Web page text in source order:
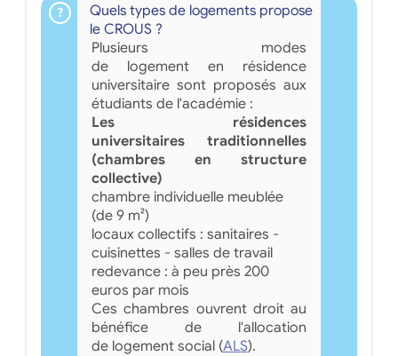
Quels types de logements propose
le CROUS ?
Plusieurs modes
de logement en résidence
universitaire sont proposés aux
étudiants de l'académie :
Les résidences
universitaires traditionnelles
(chambres en structure
collective)
chambre individuelle meublée
(de 9 m²)
locaux collectifs : sanitaires -
cuisinettes - salles de travail
redevance : à peu près 200
euros par mois
Ces chambres ouvrent droit au
bénéfice de l'allocation
de logement social (ALS).